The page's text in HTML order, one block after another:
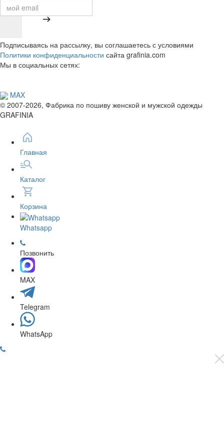
Подписываясь на рассылку, вы соглашаетесь с условиями
Политики конфиденциальности сайта grafinia.com
Мы в социальных сетях:
MAX
© 2007-2026, Фабрика по пошиву женской и мужской одежды
GRAFINIA
Главная
Каталог
Корзина
Whatsapp
Позвонить
MAX
Telegram
WhatsApp